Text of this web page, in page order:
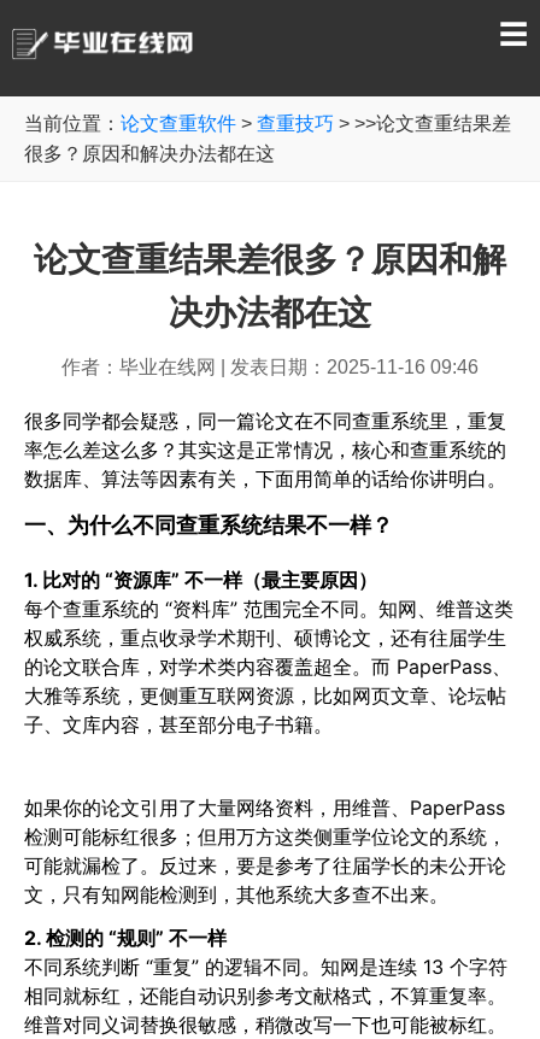
☰
当前位置： 论文查重软件 > 查重技巧 > >>论文查重结果差
很多？原因和解决办法都在这
论文查重结果差很多？原因和解
决办法都在这
作者：毕业在线网 发表日期：2025-11-16 09:46
很多同学都会疑惑，同一篇论文在不同查重系统里，重复
率怎么差这么多？其实这是正常情况，核心和查重系统的
数据库、算法等因素有关，下面用简单的话给你讲明白。
一、为什么不同查重系统结果不一样？
1. 比对的 “资源库” 不一样（最主要原因）
每个查重系统的 “资料库” 范围完全不同。知网、维普这类
权威系统，重点收录学术期刊、硕博论文，还有往届学生
的论文联合库，对学术类内容覆盖超全。而 PaperPass、
大雅等系统，更侧重互联网资源，比如网页文章、论坛帖
子、文库内容，甚至部分电子书籍。
如果你的论文引用了大量网络资料，用维普、PaperPass
检测可能标红很多；但用万方这类侧重学位论文的系统，
可能就漏检了。反过来，要是参考了往届学长的未公开论
文，只有知网能检测到，其他系统大多查不出来。
2. 检测的 “规则” 不一样
不同系统判断 “重复” 的逻辑不同。知网是连续 13 个字符
相同就标红，还能自动识别参考文献格式，不算重复率。
维普对同义词替换很敏感，稍微改写一下也可能被标红。